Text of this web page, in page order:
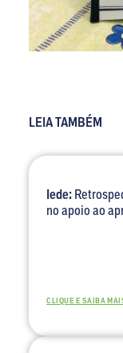
LEIA TAMBÉM
Iede:
no apoio ao
CLIQUE E SAIBA